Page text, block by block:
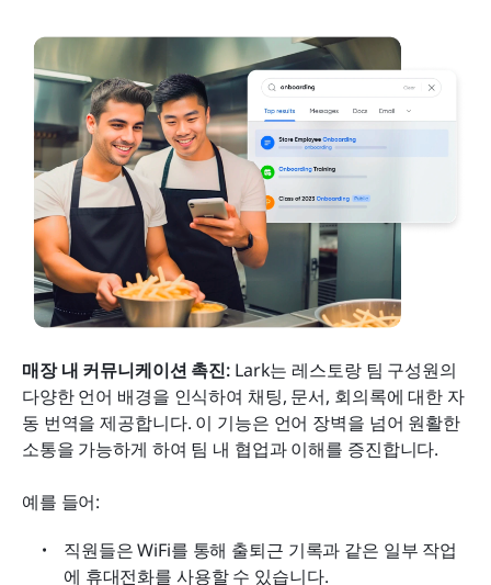
매장 내 커뮤니케이션 촉진: Lark는 레스토랑 팀 구성원의
다양한 언어 배경을 인식하여 채팅, 문서, 회의록에 대한 자
동 번역을 제공합니다. 이 기능은 언어 장벽을 넘어 원활한
소통을 가능하게 하여 팀 내 협업과 이해를 증진합니다.
예를 들어:
직원들은 WiFi를 통해 출퇴근 기록과 같은 일부 작업
에 휴대전화를 사용할 수 있습니다.